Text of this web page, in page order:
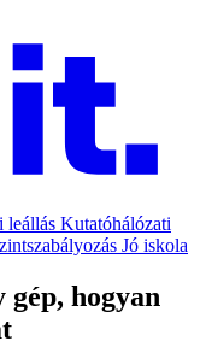
leállás Kutatóhálózati
Jó iskola
hogyan